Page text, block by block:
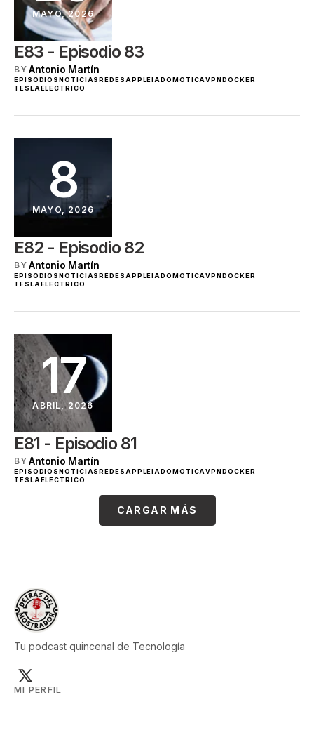
MAYO, 2026
E83 - Episodio 83
BY Antonio Martín
EPISODIOSNOTICIASREDES APPLEIADOMOTICAVPNDOCKER
TESLAELECTRICO
8
MAYO, 2026
E82 - Episodio 82
BY Antonio Martín
EPISODIOSNOTICIASREDES APPLEIADOMOTICAVPNDOCKER
TESLAELECTRICO
17
ABRIL, 2026
E81 - Episodio 81
BY Antonio Martín
EPISODIOSNOTICIASREDES APPLEIADOMOTICAVPNDOCKER
TESLAELECTRICO
CARGAR MÁS
Tu podcast quincenal de Tecnología
MI PERFIL